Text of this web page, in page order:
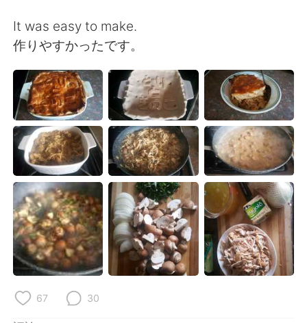
Türkçe Tiếng Việt
It was easy to make.
作りやすかったです。
67 30